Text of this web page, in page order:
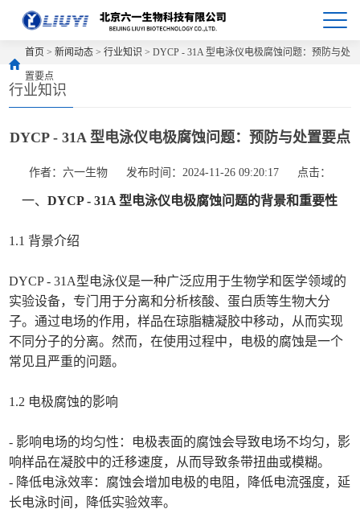
首页 >新闻动态 >行业知识 > DYCP - 31A 型电泳仪电极腐蚀问题：预防与处
置要点
行业知识
DYCP - 31A 型电泳仪电极腐蚀问题：预防与处置要点
作者：六一生物 发布时间：2024-11-26 09:20:17 点击：
一、DYCP - 31A 型电泳仪电极腐蚀问题的背景和重要性
1.1 背景介绍
DYCP - 31A型电泳仪是一种广泛应用于生物学和医学领域的
实验设备，专门用于分离和分析核酸、蛋白质等生物大分
子。通过电场的作用，样品在琼脂糖凝胶中移动，从而实现
不同分子的分离。然而，在使用过程中，电极的腐蚀是一个
常见且严重的问题。
1.2 电极腐蚀的影响
- 影响电场的均匀性：电极表面的腐蚀会导致电场不均匀，影
响样品在凝胶中的迁移速度，从而导致条带扭曲或模糊。
- 降低电泳效率：腐蚀会增加电极的电阻，降低电流强度，延
长电泳时间，降低实验效率。